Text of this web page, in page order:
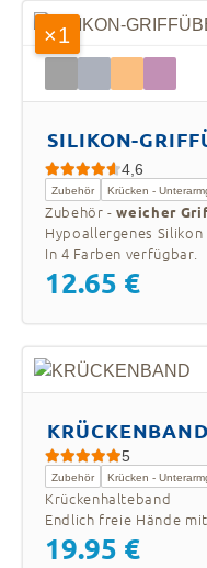
×1
SILIKON-
4,6
Zubehör Krücken -
Zubehör -weicher
Hypoallergenes Silikon
In 4 Farben verfügbar.
12.65 €
KRÜCKENBAND
5
Zubehör Krücken -
Krückenhalteband
Endlich freie Hände
19.95 €